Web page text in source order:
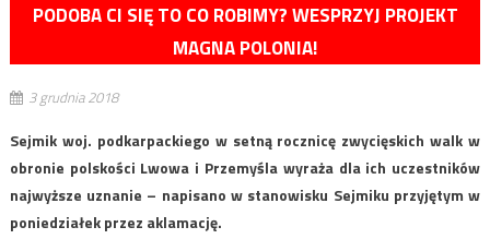
PODOBA CI SIĘ TO CO ROBIMY? WESPRZYJ PROJEKT
MAGNA POLONIA!
3 grudnia 2018
Sejmik woj. podkarpackiego w setną rocznicę zwycięskich walk w
obronie polskości Lwowa i Przemyśla wyraża dla ich uczestników
najwyższe uznanie – napisano w stanowisku Sejmiku przyjętym w
poniedziałek przez aklamację.